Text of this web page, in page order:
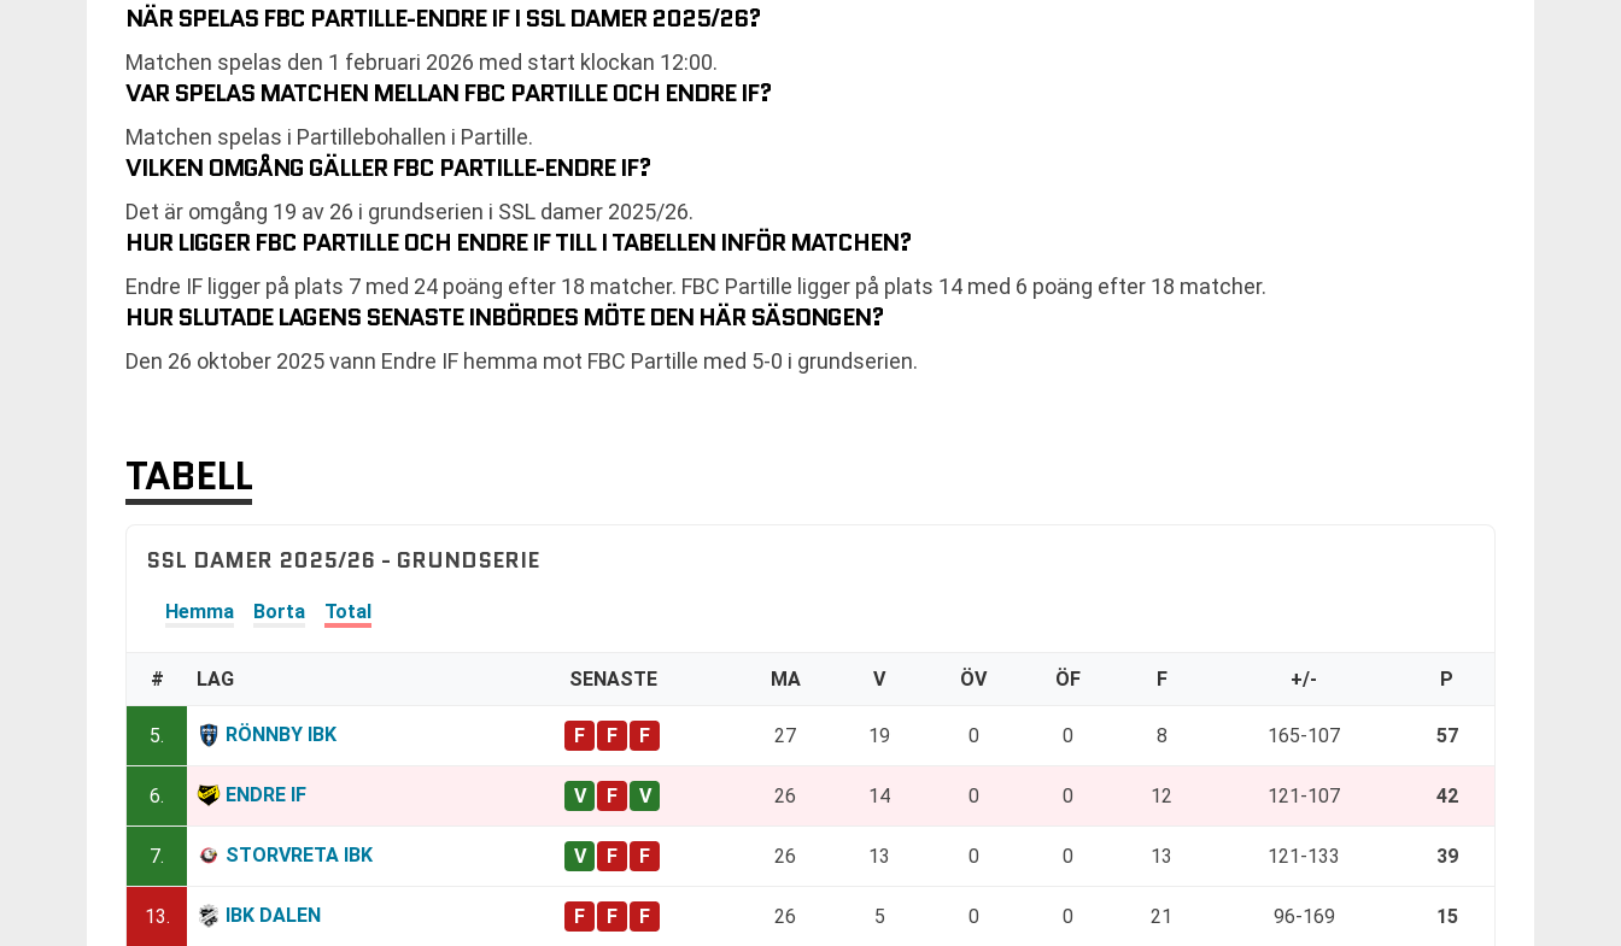
NÄR SPELAS FBC PARTILLE-ENDRE IF I SSL DAMER 2025/26?
Matchen spelas den 1 februari 2026 med start klockan 12:00.
VAR SPELAS MATCHEN MELLAN FBC PARTILLE OCH ENDRE IF?
Matchen spelas i Partillebohallen i Partille.
VILKEN OMGÅNG GÄLLER FBC PARTILLE-ENDRE IF?
Det är omgång 19 av 26 i grundserien i SSL damer 2025/26.
HUR LIGGER FBC PARTILLE OCH ENDRE IF TILL I TABELLEN INFÖR MATCHEN?
Endre IF ligger på plats 7 med 24 poäng efter 18 matcher. FBC Partille ligger på plats 14 med 6 poäng efter 18 matcher.
HUR SLUTADE LAGENS SENASTE INBÖRDES MÖTE DEN HÄR SÄSONGEN?
Den 26 oktober 2025 vann Endre IF hemma mot FBC Partille med 5-0 i grundserien.
TABELL
SSL DAMER 2025/26 - GRUNDSERIE
Hemma Borta Total
# LAG SENASTE MA V ÖV ÖF F +/- P
5. RÖNNBY IBK 27 19 0 0 8 165-107 57
6. ENDRE IF 26 14 0 0 12 121-107 42
7. STORVRETA IBK 26 13 0 0 13 121-133 39
13. IBK DALEN 26 5 0 0 21 96-169 15